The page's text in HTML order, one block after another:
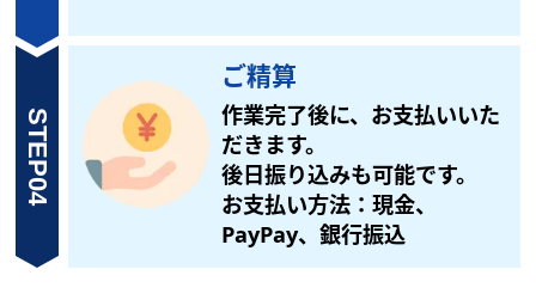
STEP04
ご精算
作業完了後に、お支払いいた
だきます。
後日振り込みも可能です。
お支払い方法：現金、
PayPay、銀行振込